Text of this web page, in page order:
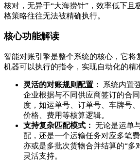
核对，无异于“大海捞针”，效率低下且
格策略往往无法被精确执行。
核心功能解读
智能对账引擎是整个系统的核心，它将
机器可以执行的指令，实现自动化的精
灵活的对账规则配置：
系统内置
企业根据与不同供应商签订的合
度，如运单号、订单号、车牌号
价格、费用等核算逻辑。
支持复杂匹配模式： 无论是运单
配，还是一个运输任务对应多笔费
亦或是多批次货物合并结算的“多
灵活支持。